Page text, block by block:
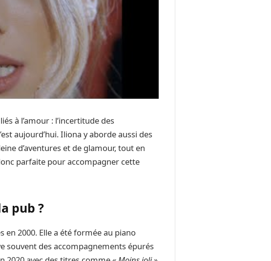
à l’amour : l’incertitude des
aujourd’hui. Iliona y aborde aussi des
d’aventures et de glamour, tout en
parfaite pour accompagner cette
pub ?
en 2000. Elle a été formée au piano
souvent des accompagnements épurés